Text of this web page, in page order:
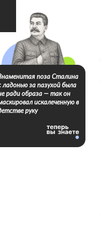
поза Сталина
ладонью за пазухой была
ради образа — так он
искалеченную в
руку